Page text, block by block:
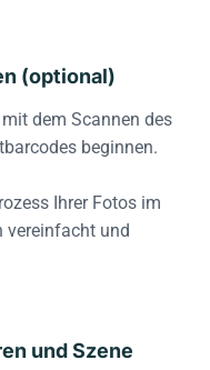
(optional)
dem Scannen des
beginnen.
Ihrer Fotos im
vereinfacht und
und Szene